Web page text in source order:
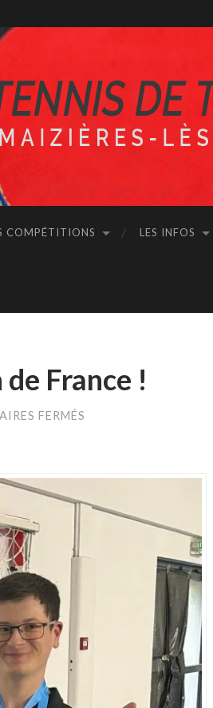
COMPÉTITIONS LES INFOS
France !
FERMÉS
FRANCE